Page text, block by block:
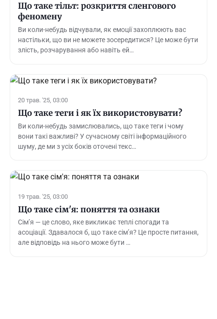
Що таке тільт: розкриття сленгового
феномену
Ви коли-небудь відчували, як емоції захоплюють вас
настільки, що ви не можете зосередитися? Це може бути
злість, розчарування або навіть ей…
20 трав. '25, 03:00
Що таке теги і як їх використовувати?
Ви коли-небудь замислювались, що таке теги і чому
вони такі важливі? У сучасному світі інформаційного
шуму, де ми з усіх боків оточені текс…
19 трав. '25, 03:00
Що таке сім'я: поняття та ознаки
Сім’я — це слово, яке викликає теплі спогади та
асоціації. Здавалося б, що таке сім’я? Це просте питання,
але відповідь на нього може бути …